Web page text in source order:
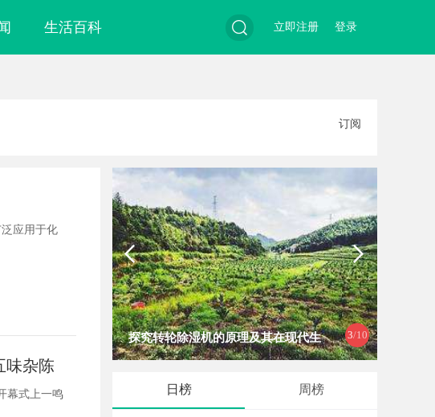
生活百科 登录
立即注册
订阅
应用于化
味杂陈
幕式上一鸣
3/10
势与创新 探究转轮除湿机的原理及其在现代生
日榜 周榜